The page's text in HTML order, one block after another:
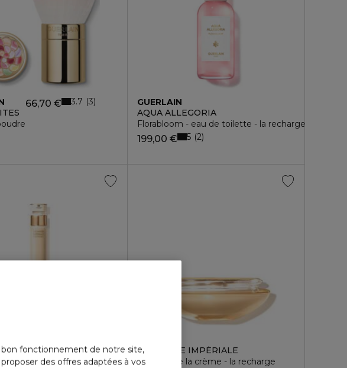
la légèreté d?une poudre
d?ingrédients d?origine naturelle
66,70 € 3.7 3
GUERLAIN
AQUA ALLEGORIA
Florabloom - eau de toilette - la recharge
199,00 € 5 2
IMPÉRIALE
le sérum - la recharge
ORCHIDÉE IMPÉRIALE
Gold nobile la crème - la recharge
bon fonctionnement de notre site,
des offres adaptées à vos